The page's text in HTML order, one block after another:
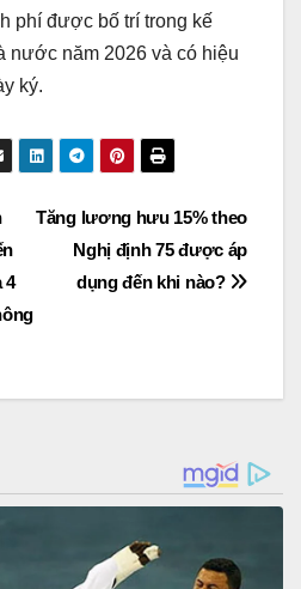
phí được bố trí trong kế
nước năm 2026 và có hiệu
ký.
Tăng lương hưu 15% theo
Nghị định 75 được áp
dụng đến khi nào?
4